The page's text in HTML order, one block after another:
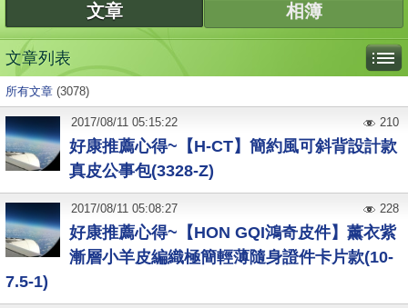
文章 相簿
文章列表
所有文章 (3078)
好康推薦心得~【H-CT】簡約風可斜背設計款
真皮公事包(3328-Z)
2017/08/11 05:15:22 210
好康推薦心得~【HON GQI鴻奇皮件】薰衣紫
漸層小羊皮編織極簡輕薄隨身證件卡片款(10-
7.5-1)
2017/08/11 05:08:27 228